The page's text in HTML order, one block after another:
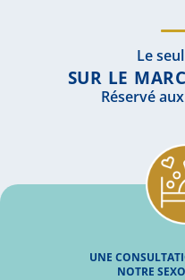
Le
SUR LE
Réservé
UNE
NOTRE